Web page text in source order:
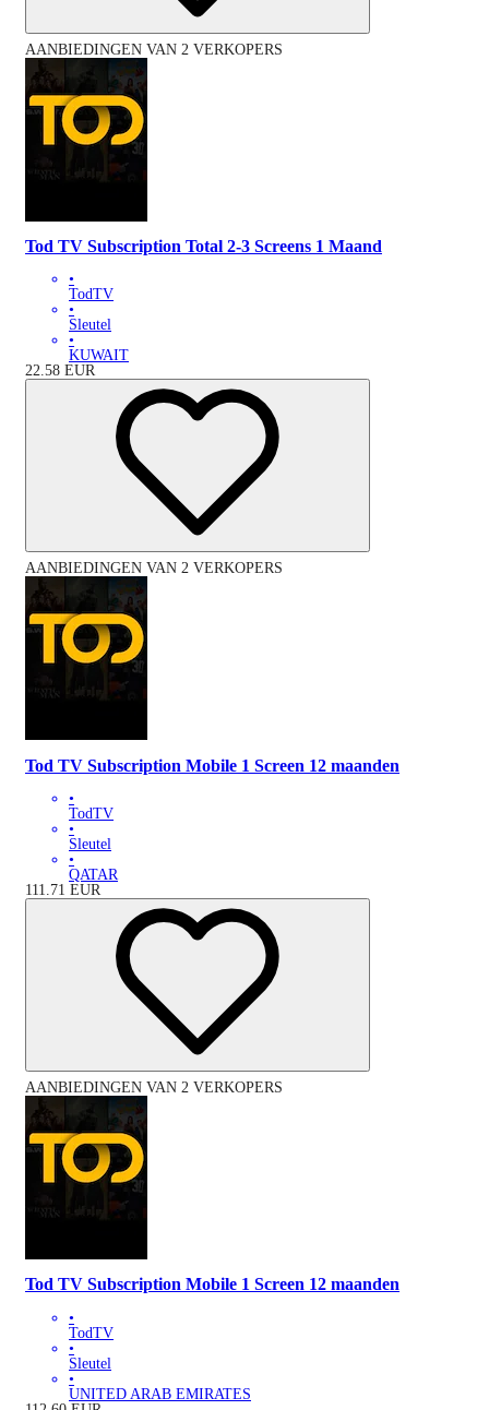
AANBIEDINGEN VAN 2 VERKOPERS
Tod TV Subscription Total 2-3 Screens 1 Maand
•
TodTV
•
Sleutel
•
KUWAIT
22.58 EUR
AANBIEDINGEN VAN 2 VERKOPERS
Tod TV Subscription Mobile 1 Screen 12 maanden
•
TodTV
•
Sleutel
•
QATAR
111.71 EUR
AANBIEDINGEN VAN 2 VERKOPERS
Tod TV Subscription Mobile 1 Screen 12 maanden
•
TodTV
•
Sleutel
•
UNITED ARAB EMIRATES